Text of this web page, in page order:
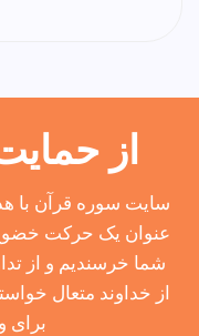
از
سایت سوره قرآن با
عنوان یک حرکت
شما خرسندیم و از
از خداوند متعال
برای